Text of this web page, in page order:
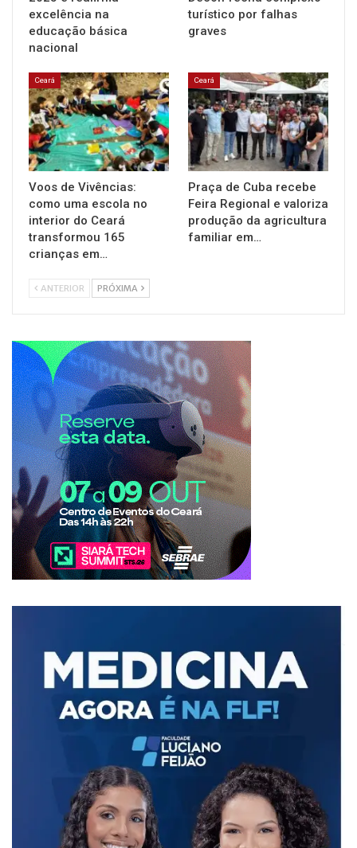
excelência na
educação básica
nacional
turístico por falhas
graves
Ceará
Voos de Vivências:
como uma escola no
interior do Ceará
transformou 165
crianças em…
Ceará
Praça de Cuba recebe
Feira Regional e valoriza
produção da agricultura
familiar em…
ANTERIOR PRÓXIMA